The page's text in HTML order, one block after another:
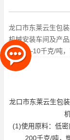
龙口市东莱云生包
机械安装车间及产
石粉5—10千克/吨，
(2)网
龙口市东莱云生包
(1)使用原料：低
200千克/吨，